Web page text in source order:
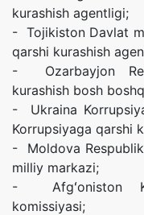
kurashish agentligi;
- Tojikiston Davlat
qarshi kurashish
- Ozarbayjon
kurashish bosh
- Ukraina
Korrupsiyaga qarshi
- Moldova
milliy markazi;
- Afgʻoniston
komissiyasi;